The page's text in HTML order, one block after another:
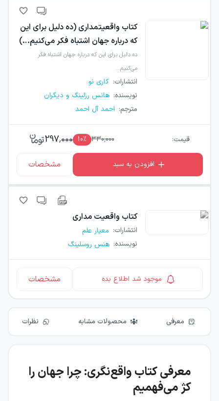
کتاب واقعیتمداری (ده دلیل برای این
که درباره جهان اشتباه فکر می‌کنیم…)
ده دلیل برای این که درباره جهان اشتباه فکر
می‌کنیم…
انتشارات: کاری نو
نویسنده: هانس رزلینگ و دیگران
مترجم: احمد آل احمد
قیمت: 330,000
10٪ 297,000
افزودن به سبد مشخصات
کتاب واقعیت مداری
انتشارات: معیار علم
نویسنده: هنس روسلینگ
موجود شد اطلاع بده مشخصات
معرفی محصولات مشابه نظرات
معرفی کتاب واقع‌نگری: چرا جهان را
کژ می‌فهمیم